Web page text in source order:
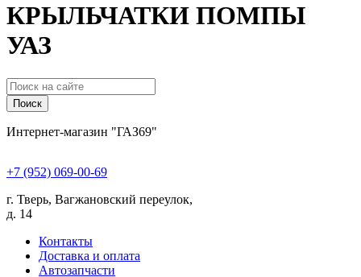
КРЫЛЬЧАТКИ ПОМПЫ
УАЗ
Поиск
Интернет-магазин "ГАЗ69"
+7 (952) 069-00-69
г. Тверь, Вагжановский переулок,
д. 14
Контакты
Доставка и оплата
Автозапчасти